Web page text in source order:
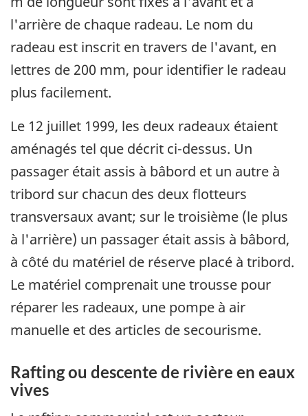
l'arrière de chaque radeau. Le nom du
radeau est inscrit en travers de l'avant, en
lettres de 200 mm, pour identifier le radeau
plus facilement.
Le 12 juillet 1999, les deux radeaux étaient
aménagés tel que décrit ci-dessus. Un
passager était assis à bâbord et un autre à
tribord sur chacun des deux flotteurs
transversaux avant; sur le troisième (le plus
à l'arrière) un passager était assis à bâbord,
à côté du matériel de réserve placé à tribord.
Le matériel comprenait une trousse pour
réparer les radeaux, une pompe à air
manuelle et des articles de secourisme.
Rafting ou descente de rivière en eaux
vives